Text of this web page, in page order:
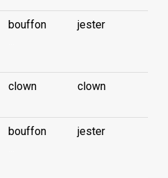
bouffon
jester
clown clown
bouffon
jester